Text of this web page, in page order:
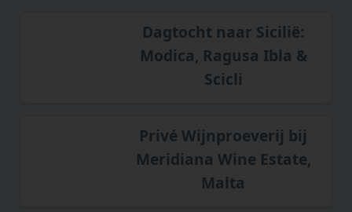
Dagtocht naar Sicilië:
Modica, Ragusa Ibla &
Scicli
Privé Wijnproeverij bij
Meridiana Wine Estate,
Malta